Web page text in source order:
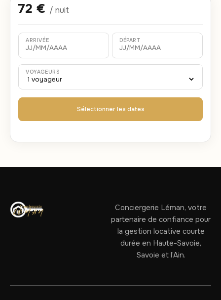
72 € / nuit
ARRIVÉE DÉPART
VOYAGEURS
Sélectionner les dates
Conciergerie Léman, votre
partenaire de confiance pour
la gestion locative courte
durée en Haute-Savoie,
Savoie et l’Ain.